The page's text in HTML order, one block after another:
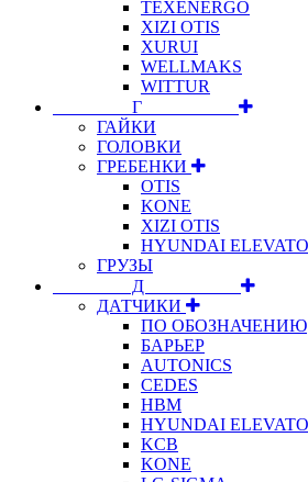
TEXENERGO
XIZI OTIS
XURUI
WELLMAKS
WITTUR
⠀⠀⠀⠀⠀⠀Г⠀⠀⠀⠀⠀⠀⠀
ГАЙКИ
ГОЛОВКИ
ГРЕБЕНКИ
OTIS
KONE
XIZI OTIS
HYUNDAI
ГРУЗЫ
⠀⠀⠀⠀⠀⠀Д⠀⠀⠀⠀⠀⠀⠀
ДАТЧИКИ
ПО ОБОЗНАЧЕНИЮ
БАРЬЕР
AUTONICS
CEDES
HBM
HYUNDAI
KCB
KONE